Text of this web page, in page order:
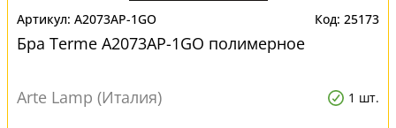
A2073AP-1GO 25173
Бра Terme A2073AP-1GO полимерное
Arte Lamp (Италия) 1 шт.